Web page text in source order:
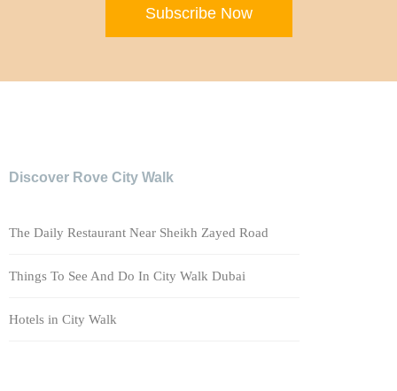
Subscribe Now
Discover Rove City Walk
The Daily Restaurant Near Sheikh Zayed Road
Things To See And Do In City Walk Dubai
Hotels in City Walk